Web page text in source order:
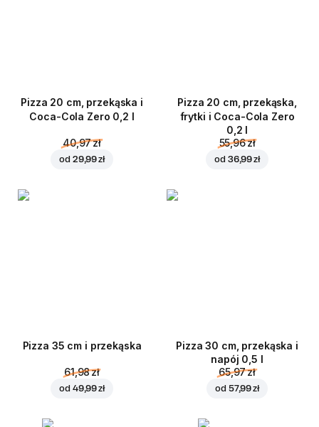
Pizza 20 cm, przekąska i
Coca-Cola Zero 0,2 l
40,97 zł
od 29,99 zł
Pizza 20 cm, przekąska,
frytki i Coca-Cola Zero
0,2 l
55,96 zł
od 36,99 zł
Pizza 35 cm i przekąska
61,98 zł
od 49,99 zł
Pizza 30 cm, przekąska i
napój 0,5 l
65,97 zł
od 57,99 zł